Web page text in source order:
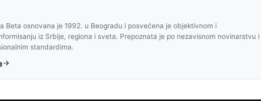
Beta osnovana je 1992. u Beogradu i posvećena je objektivnom i
iz Srbije, regiona i sveta. Prepoznata je po nezavisnom novinarstvu i
standardima.